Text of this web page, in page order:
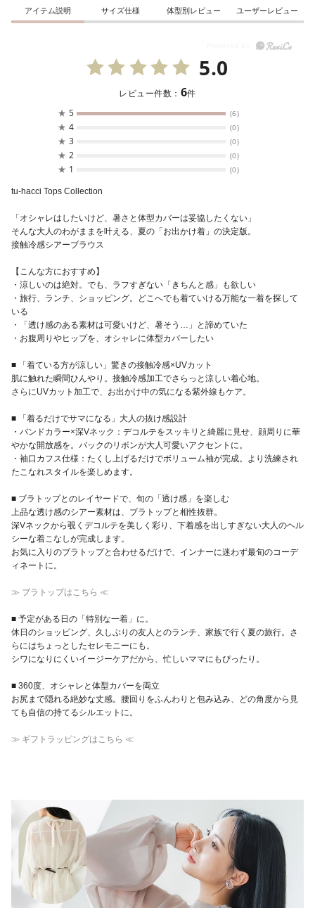
アイテム説明 サイズ仕様 体型別レビュー ユーザーレビュー
5.0
レビュー件数： 6件
★ 5 (6)
★ 4 (0)
★ 3 (0)
★ 2 (0)
★ 1 (0)
tu-hacci Tops Collection
「オシャレはしたいけど、暑さと体型カバーは妥協したくない」
そんな大人のわがままを叶える、夏の「お出かけ着」の決定版。
接触冷感シアーブラウス
【こんな方におすすめ】
・涼しいのは絶対。でも、ラフすぎない「きちんと感」も欲しい
・旅行、ランチ、ショッピング。どこへでも着ていける万能な一着を探して
いる
・「透け感のある素材は可愛いけど、暑そう…」と諦めていた
・お腹周りやヒップを、オシャレに体型カバーしたい
■ 「着ている方が涼しい」驚きの接触冷感×UVカット
肌に触れた瞬間ひんやり。接触冷感加工でさらっと涼しい着心地。
さらにUVカット加工で、お出かけ中の気になる紫外線もケア。
■ 「着るだけでサマになる」大人の抜け感設計
・バンドカラー×深Vネック：デコルテをスッキリと綺麗に見せ、顔周りに華
やかな開放感を。バックのリボンが大人可愛いアクセントに。
・袖口カフス仕様：たくし上げるだけでボリューム袖が完成。より洗練され
たこなれスタイルを楽しめます。
■ ブラトップとのレイヤードで、旬の「透け感」を楽しむ
上品な透け感のシアー素材は、ブラトップと相性抜群。
深Vネックから覗くデコルテを美しく彩り、下着感を出しすぎない大人のヘル
シーな着こなしが完成します。
お気に入りのブラトップと合わせるだけで、インナーに迷わず最旬のコーデ
ィネートに。
≫ ブラトップはこちら ≪
■ 予定がある日の「特別な一着」に。
休日のショッピング、久しぶりの友人とのランチ、家族で行く夏の旅行。さ
らにはちょっとしたセレモニーにも。
シワになりにくいイージーケアだから、忙しいママにもぴったり。
■ 360度、オシャレと体型カバーを両立
お尻まで隠れる絶妙な丈感。腰回りをふんわりと包み込み、どの角度から見
ても自信の持てるシルエットに。
≫ ギフトラッピングはこちら ≪